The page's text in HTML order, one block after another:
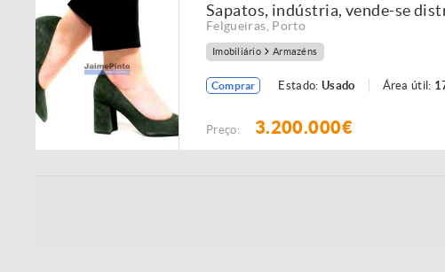
Sapatos, indústria, vende-se
Felgueiras Porto
Imobiliário Armazéns
Comprar Estado: Usado Área útil:
Preço: 3.200.000€